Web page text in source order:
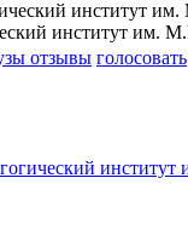
институт
отзывы голосовать